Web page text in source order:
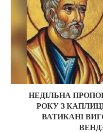
НЕДІЛЬНА
РОКУ З
ВАТИКАНІ